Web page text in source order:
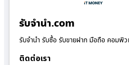
รับจํานํา.com
รับจำนำ รับซื้อ รับขายฝาก มือถือ คอมพิ
ติดต่อเรา